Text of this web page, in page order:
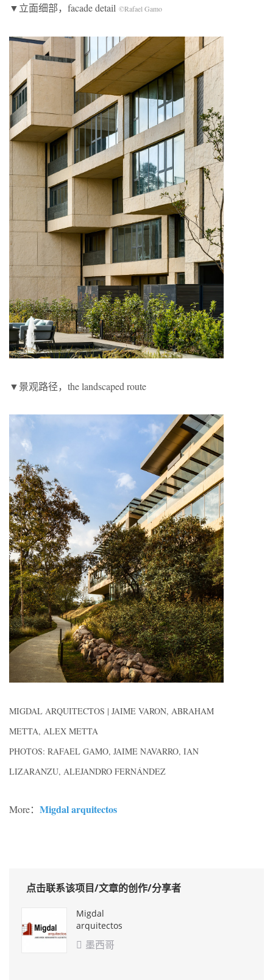
▼立面细部，facade detail ©Rafael Gamo
▼景观路径，the landscaped route
MIGDAL ARQUITECTOS | JAIME VARON, ABRAHAM
METTA, ALEX METTA
PHOTOS: RAFAEL GAMO, JAIME NAVARRO, IAN
LIZARANZU, ALEJANDRO FERNÁNDEZ
More： Migdal arquitectos
点击联系该项目/文章的创作/分享者
Migdal
arquitectos
 墨西哥